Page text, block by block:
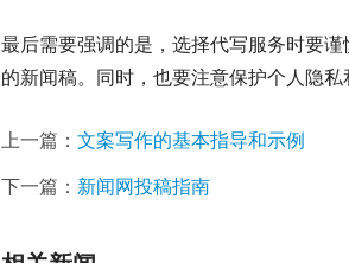
最后需要强调的是，选择代写服务时要
的新闻稿。同时，也要注意保护个人隐
上一篇： 文案写作的基本指导和示例
下一篇： 新闻网投稿指南